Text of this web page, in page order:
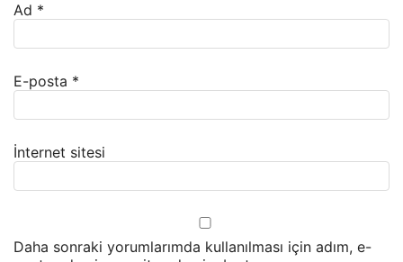
Ad *
E-posta *
İnternet sitesi
Daha sonraki yorumlarımda kullanılması için adım, e-